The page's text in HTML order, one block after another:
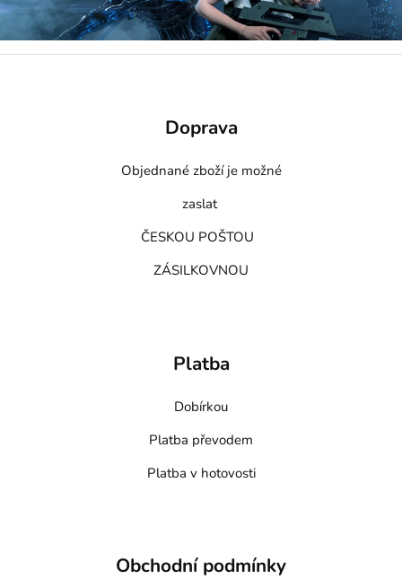
Doprava
Objednané zboží je možné
zaslat
ČESKOU POŠTOU
ZÁSILKOVNOU
Platba
Dobírkou
Platba převodem
Platba v hotovosti
Obchodní podmínky